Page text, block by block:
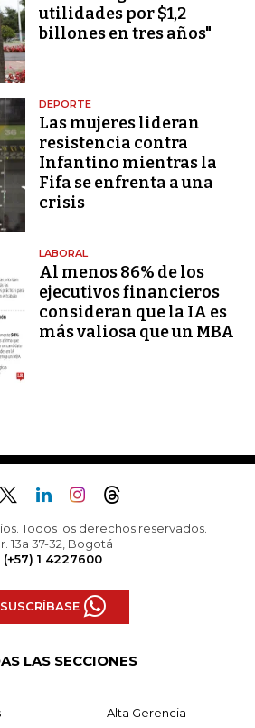
utilidades por $1,2
billones en tres años"
DEPORTE
Las mujeres lideran
resistencia contra
Infantino mientras la
Fifa se enfrenta a una
crisis
LABORAL
Al menos 86% de los
ejecutivos financieros
consideran que la IA es
más valiosa que un MBA
Todos los derechos reservados.
13a 37-32, Bogotá
(+57) 1 4227600
SUSCRÍBASE
LAS SECCIONES
Alta Gerencia